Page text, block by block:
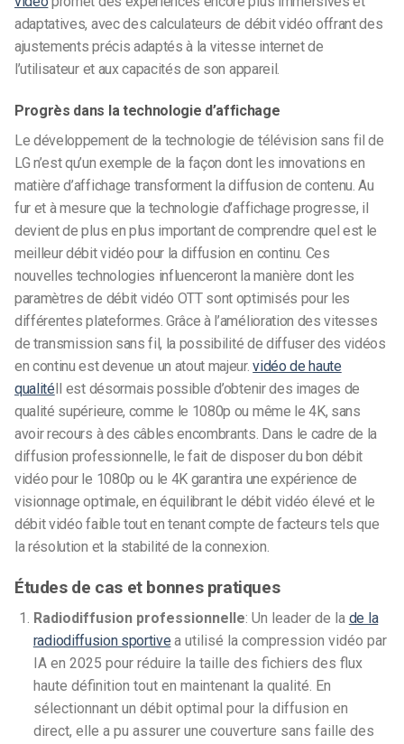
adaptatives, avec des calculateurs de débit vidéo offrant des
ajustements précis adaptés à la vitesse internet de
l’utilisateur et aux capacités de son appareil.
Progrès dans la technologie d’affichage
Le développement de la technologie de télévision sans fil de
LG n’est qu’un exemple de la façon dont les innovations en
matière d’affichage transforment la diffusion de contenu. Au
fur et à mesure que la technologie d’affichage progresse, il
devient de plus en plus important de comprendre quel est le
meilleur débit vidéo pour la diffusion en continu. Ces
nouvelles technologies influenceront la manière dont les
paramètres de débit vidéo OTT sont optimisés pour les
différentes plateformes. Grâce à l’amélioration des vitesses
de transmission sans fil, la possibilité de diffuser des vidéos
en continu est devenue un atout majeur.vidéo de haute
qualitéIl est désormais possible d’obtenir des images de
qualité supérieure, comme le 1080p ou même le 4K, sans
avoir recours à des câbles encombrants. Dans le cadre de la
diffusion professionnelle, le fait de disposer du bon débit
vidéo pour le 1080p ou le 4K garantira une expérience de
visionnage optimale, en équilibrant le débit vidéo élevé et le
débit vidéo faible tout en tenant compte de facteurs tels que
la résolution et la stabilité de la connexion.
Études de cas et bonnes pratiques
Radiodiffusion professionnelle: Un leader de la de la
radiodiffusion sportive a utilisé la compression vidéo par
IA en 2025 pour réduire la taille des fichiers des flux
haute définition tout en maintenant la qualité. En
sélectionnant un débit optimal pour la diffusion en
direct, elle a pu assurer une couverture sans faille des